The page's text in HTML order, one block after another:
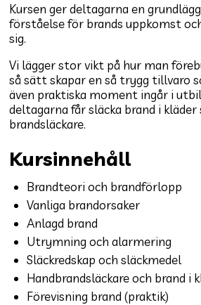
Kursen ger deltagarna en
förståelse för brands uppkomst
sig.
Vi lägger stor vikt på hur man
så sätt skapar en så trygg tillvaro
även praktiska moment ingår i
deltagarna får släcka brand i kläder
brandsläckare.
Kursinnehåll
Brandteori och brandförlopp
Vanliga brandorsaker
Anlagd brand
Utrymning och alarmering
Släckredskap och släckmedel
Handbrandsläckare och brand i
Förevisning brand (praktik)